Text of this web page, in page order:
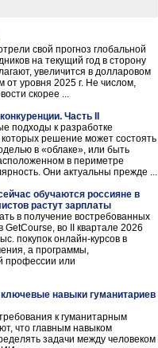
свой прогноз глобальной
на текущий год в сторону
увеличится в долларовом
от уровня 2025 г. Не числом,
скорее ...
Часть II
подходы к разработке
решение может состоять
в «облаке», или быть
в периметре
Они актуальны прежде ...
обучаются россияне в
растут зарплаты
в получение востребованных
во II квартале 2026
покупок онлайн-курсов в
а программы,
профессии или
навыки гуманитариев
к гуманитарным
что главным навыком
задачи между человеком